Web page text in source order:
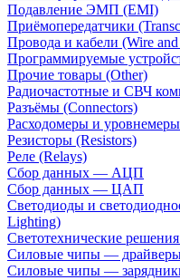
Подавление ЭМП (EMI)
Приёмопередатчики
Провода и кабели (Wire
Программируемые
Прочие товары (Other)
Радиочастотные и СВЧ
Разъёмы (Connectors)
Расходомеры и
Резисторы (Resistors)
Реле (Relays)
Сбор данных — АЦП
Сбор данных — ЦАП
Светодиоды и
Lighting)
Светотехнические
Силовые чипы — драйверы
Силовые чипы —